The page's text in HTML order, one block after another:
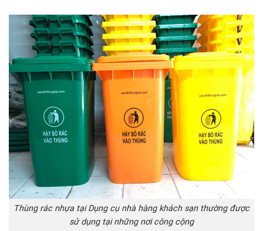
Thùng rác nhựa tại Dụng cụ nhà hàng khách sạn thường được
sử dụng tại những nơi công cộng